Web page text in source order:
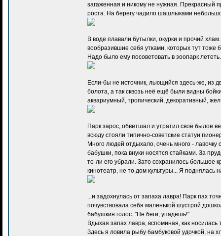
загаженная и никому не нужная. Прекрасный
роста. На берегу чадило шашлыками
В воде плавали бутылки, окурки и прочий
вообразившие себя утками, которых тут тоже
Надо было ему посоветовать в зоопарк
Если-бы не источник, льющийся здесь-же, из
болота, а так сквозь неё ещё были видны
аквариумный, тропический, декоративный,
Парк зарос, обветшал и утратил своё былое
всюду стояли типично-советские статуи
Много людей отдыхало, очень много -
бабушки, пока внуки носятся стайками. За
то-ли его убрали. Зато сохранилось большое
кинотеатр, не то дом культуры... Я поднялась
...и задохнулась от запаха лавра! Парк пах
почувствовала себя маленькой шустрой
бабушкин голос: "Не беги, упадёшь!"
Вдыхая запах лавра, вспоминая, как
Здесь я ловила рыбу бамбуковой удочкой, на